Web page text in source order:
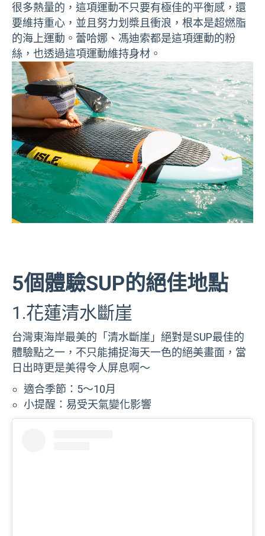
很多熱量的，這項運動不只要有極佳的平衡感，還
要維持重心，並且努力划槳且衝浪，根本是超燃脂
的海上運動。蕾哈娜、馮迪索都是這項運動的粉
絲，也透過這項運動維持身材。
5個體驗SUP的絕佳地點
1.花蓮清水斷崖
台灣東海岸最美的「清水斷崖」絕對是SUP最佳的
體驗點之一，不只能捕捉海天一色的絕美畫面，當
日出時更是美得令人屏息啊～
適合季節：5～10月
小提醒：易受天氣變化影響